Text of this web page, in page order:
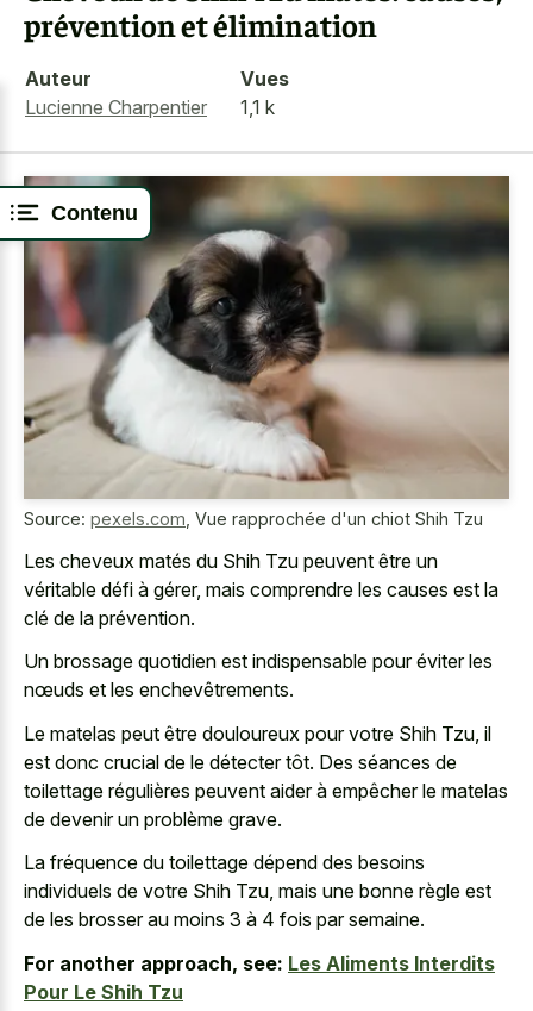
Contenu
prévention et élimination
Auteur
Lucienne Charpentier
Vues
1,1 k
Source: pexels.com Vue rapprochée d'un chiot Shih Tzu
Les cheveux matés du Shih Tzu peuvent être un
véritable défi à gérer, mais comprendre les causes est la
clé de la prévention.
Un brossage quotidien est indispensable pour éviter les
nœuds et les enchevêtrements.
Le matelas peut être douloureux pour votre Shih Tzu, il
est donc crucial de le détecter tôt. Des séances de
toilettage régulières peuvent aider à empêcher le matelas
de devenir un problème grave.
La fréquence du toilettage dépend des besoins
individuels de votre Shih Tzu, mais une bonne règle est
de les brosser au moins 3 à 4 fois par semaine.
For another approach, see: Les Aliments Interdits
Pour Le Shih Tzu